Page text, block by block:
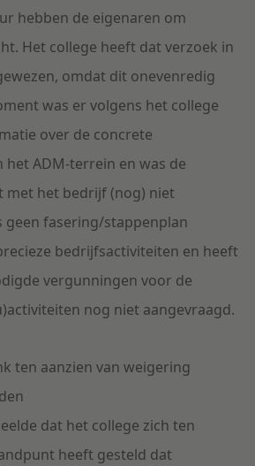
hebben de eigenaren om
Het college heeft dat verzoek in
omdat dit onevenredig
was er volgens het college
over de concrete
ADM-terrein en was de
met het bedrijf (nog) niet
geen fasering/stappenplan
bedrijfsactiviteiten en heeft
vergunningen voor de
nog niet aangevraagd.
ten aanzien van weigering
dat het college zich ten
heeft gesteld dat